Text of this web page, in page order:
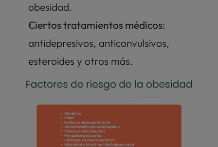
obesidad.
antidepresivos, anticonvulsivos,
esteroides y otros más.